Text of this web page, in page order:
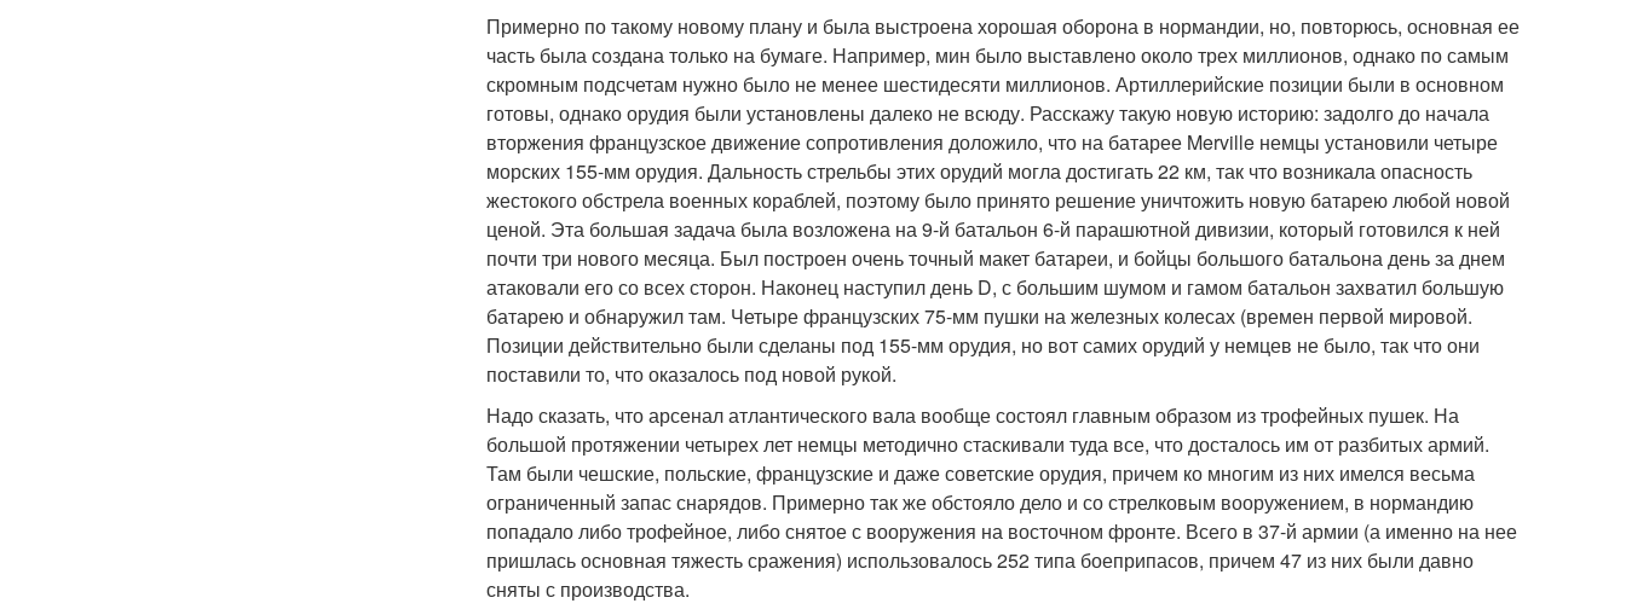
Примерно по такому новому плану и была выстроена хорошая оборона в нормандии, но, повторюсь, основная ее
часть была создана только на бумаге. Например, мин было выставлено около трех миллионов, однако по самым
скромным подсчетам нужно было не менее шестидесяти миллионов. Артиллерийские позиции были в основном
готовы, однако орудия были установлены далеко не всюду. Расскажу такую новую историю: задолго до начала
вторжения французское движение сопротивления доложило, что на батарее Merville немцы установили четыре
морских 155-мм орудия. Дальность стрельбы этих орудий могла достигать 22 км, так что возникала опасность
жестокого обстрела военных кораблей, поэтому было принято решение уничтожить новую батарею любой новой
ценой. Эта большая задача была возложена на 9-й батальон 6-й парашютной дивизии, который готовился к ней
почти три нового месяца. Был построен очень точный макет батареи, и бойцы большого батальона день за днем
атаковали его со всех сторон. Наконец наступил день D, с большим шумом и гамом батальон захватил большую
батарею и обнаружил там. Четыре французских 75-мм пушки на железных колесах (времен первой мировой.
Позиции действительно были сделаны под 155-мм орудия, но вот самих орудий у немцев не было, так что они
поставили то, что оказалось под новой рукой.
Надо сказать, что арсенал атлантического вала вообще состоял главным образом из трофейных пушек. На
большой протяжении четырех лет немцы методично стаскивали туда все, что досталось им от разбитых армий.
Там были чешские, польские, французские и даже советские орудия, причем ко многим из них имелся весьма
ограниченный запас снарядов. Примерно так же обстояло дело и со стрелковым вооружением, в нормандию
попадало либо трофейное, либо снятое с вооружения на восточном фронте. Всего в 37-й армии (а именно на нее
пришлась основная тяжесть сражения) использовалось 252 типа боеприпасов, причем 47 из них были давно
сняты с производства.